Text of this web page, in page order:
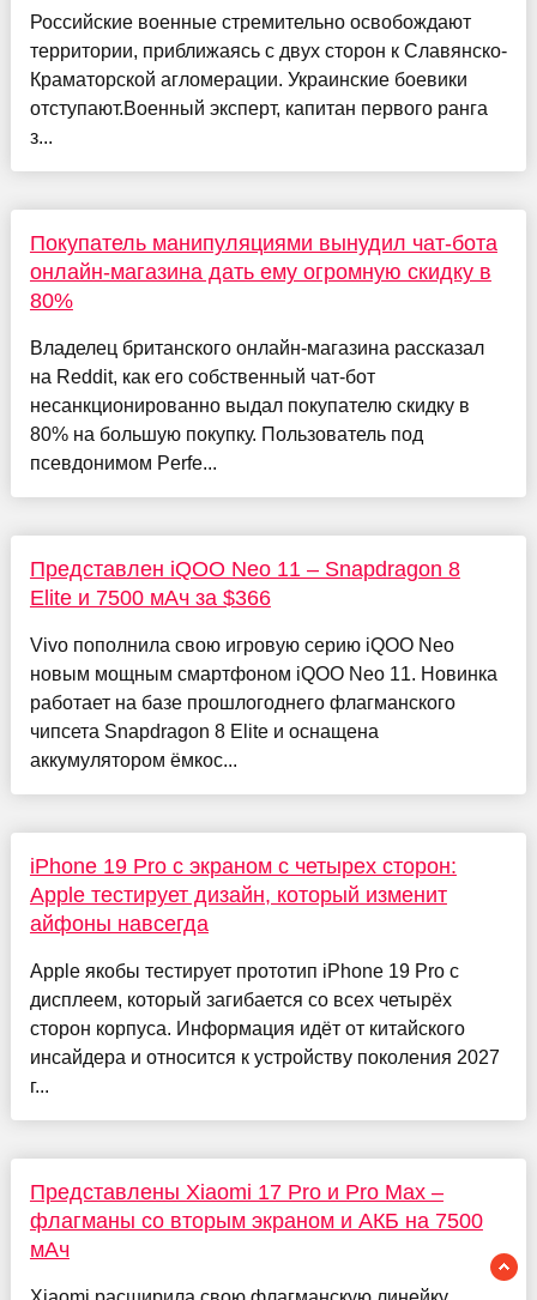
Российские военные стремительно освобождают
территории, приближаясь с двух сторон к Славянско-
Краматорской агломерации. Украинские боевики
отступают.Военный эксперт, капитан первого ранга
з...
Покупатель манипуляциями вынудил чат-бота
онлайн-магазина дать ему огромную скидку в
80%
Владелец британского онлайн-магазина рассказал
на Reddit, как его собственный чат-бот
несанкционированно выдал покупателю скидку в
80% на большую покупку. Пользователь под
псевдонимом Perfe...
Представлен iQOO Neo 11 – Snapdragon 8
Elite и 7500 мАч за $366
Vivo пополнила свою игровую серию iQOO Neo
новым мощным смартфоном iQOO Neo 11. Новинка
работает на базе прошлогоднего флагманского
чипсета Snapdragon 8 Elite и оснащена
аккумулятором ёмкос...
iPhone 19 Pro с экраном с четырех сторон:
Apple тестирует дизайн, который изменит
айфоны навсегда
Apple якобы тестирует прототип iPhone 19 Pro с
дисплеем, который загибается со всех четырёх
сторон корпуса. Информация идёт от китайского
инсайдера и относится к устройству поколения 2027
г...
Представлены Xiaomi 17 Pro и Pro Max –
флагманы со вторым экраном и АКБ на 7500
мАч